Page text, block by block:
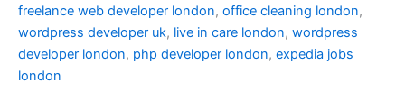
freelance web developer london, office cleaning london,
wordpress developer uk, live in care london, wordpress
developer london, php developer london, expedia jobs
london